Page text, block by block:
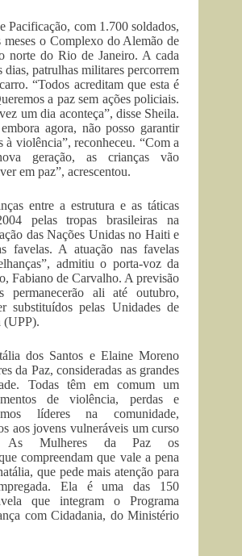
Pacificação, com 1.700 soldados,
meses o Complexo do Alemão de
norte do Rio de Janeiro. A cada
dias, patrulhas militares percorrem
“Todos acreditam que esta é
a paz sem ações policiais.
um dia aconteça”, disse Sheila.
agora, não posso garantir
à violência”, reconheceu. “Com a
geração, as crianças vão
em paz”, acrescentou.
entre a estrutura e as táticas
pelas tropas brasileiras na
das Nações Unidas no Haiti e
favelas. A atuação nas favelas
admitiu o porta-voz da
Fabiano de Carvalho. A previsão
permanecerão ali até outubro,
substituídos pelas Unidades de
(UPP).
dos Santos e Elaine Moreno
da Paz, consideradas as grandes
Todas têm em comum um
de violência, perdas e
líderes na comunidade,
aos jovens vulneráveis um curso
As Mulheres da Paz os
compreendam que vale a pena
que pede mais atenção para
Ela é uma das 150
que integram o Programa
com Cidadania, do Ministério